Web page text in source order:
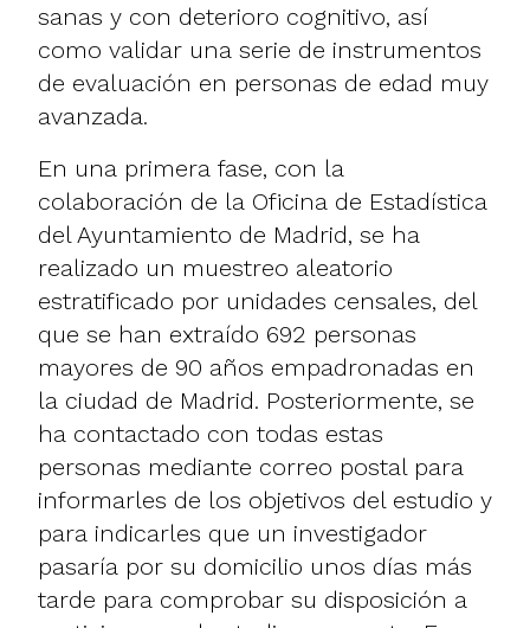
sanas y con deterioro cognitivo, así
como validar una serie de instrumentos
de evaluación en personas de edad muy
avanzada.
En una primera fase, con la
colaboración de la Oficina de Estadística
del Ayuntamiento de Madrid, se ha
realizado un muestreo aleatorio
estratificado por unidades censales, del
que se han extraído 692 personas
mayores de 90 años empadronadas en
la ciudad de Madrid. Posteriormente, se
ha contactado con todas estas
personas mediante correo postal para
informarles de los objetivos del estudio y
para indicarles que un investigador
pasaría por su domicilio unos días más
tarde para comprobar su disposición a